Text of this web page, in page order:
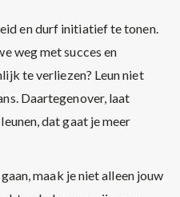
en durf initiatief te tonen.
weg met succes en
te verliezen? Leun niet
Daartegenover, laat
dat gaat je meer
maak je niet alleen jouw